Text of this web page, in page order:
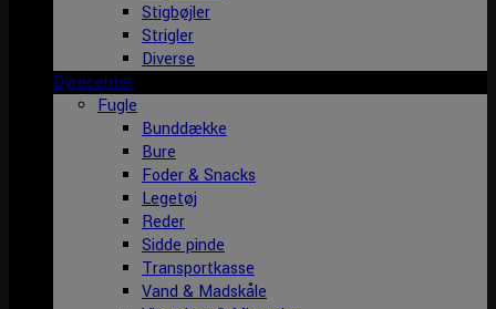
Stigbøjler
Strigler
Diverse
Dyrecenter
Fugle
Bunddække
Bure
Foder & Snacks
Legetøj
Reder
Sidde pinde
Transportkasse
Vand & Madskåle